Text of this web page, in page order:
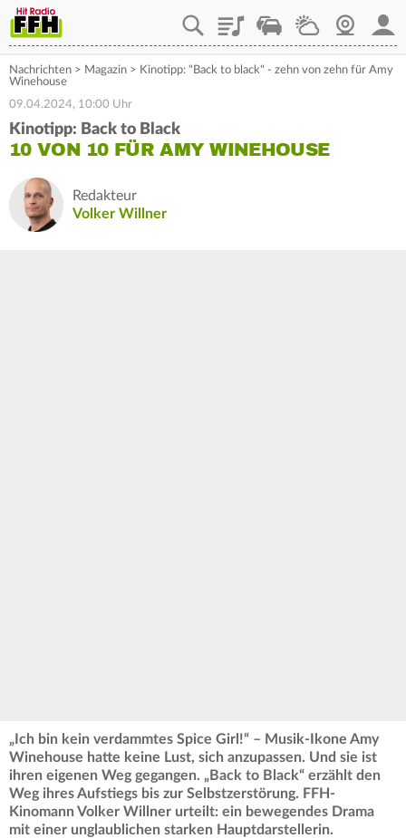
PlaylistStaupilotWetterWebcam
Nachrichten > Magazin > Kinotipp: "Back to black" - zehn von zehn für Amy
Winehouse
09.04.2024, 10:00 Uhr
Kinotipp: Back to Black
10 VON 10 FÜR AMY WINEHOUSE
Redakteur
Volker Willner
„Ich bin kein verdammtes Spice Girl!“ – Musik-Ikone Amy
Winehouse hatte keine Lust, sich anzupassen. Und sie ist
ihren eigenen Weg gegangen. „Back to Black“ erzählt den
Weg ihres Aufstiegs bis zur Selbstzerstörung. FFH-
Kinomann Volker Willner urteilt: ein bewegendes Drama
mit einer unglaublichen starken Hauptdarstellerin.